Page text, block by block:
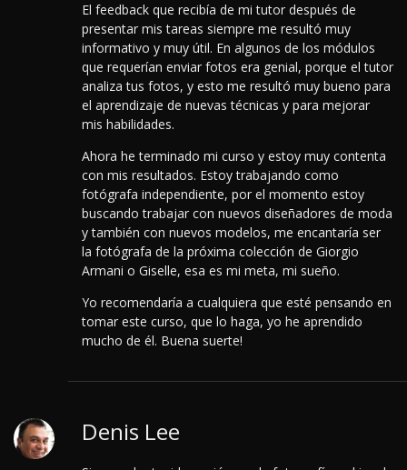
El feedback que recibía de mi tutor después de
presentar mis tareas siempre me resultó muy
informativo y muy útil. En algunos de los módulos
que requerían enviar fotos era genial, porque el tutor
analiza tus fotos, y esto me resultó muy bueno para
el aprendizaje de nuevas técnicas y para mejorar
mis habilidades.
Ahora he terminado mi curso y estoy muy contenta
con mis resultados. Estoy trabajando como
fotógrafa independiente, por el momento estoy
buscando trabajar con nuevos diseñadores de moda
y también con nuevos modelos, me encantaría ser
la fotógrafa de la próxima colección de Giorgio
Armani o Giselle, esa es mi meta, mi sueño.
Yo recomendaría a cualquiera que esté pensando en
tomar este curso, que lo haga, yo he aprendido
mucho de él. Buena suerte!
Denis Lee